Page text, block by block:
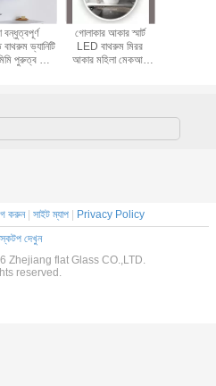
ভ্যানিটি
পুরুত্ব শিখা
গোলাকার আকার স্মার্ট
LED বাথরুম মিরর
আকার মহিলা মেকআপ
করুন| সাইট ম্যাপ| Privacy Policy
দেখুন
Zhejiang flat Glass CO.,LTD.
reserved.